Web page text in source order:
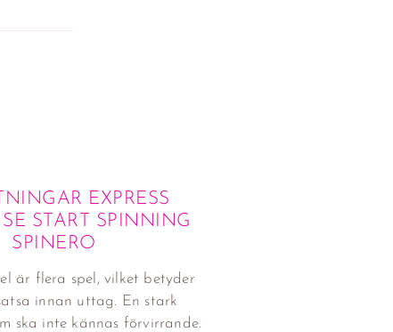
EXPRESS
START SPINNING
SPINERO
är flera spel, vilket betyder
innan uttag. En stark
ska inte kännas förvirrande.